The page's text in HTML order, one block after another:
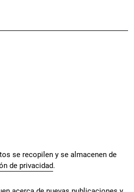
se recopilen y se almacenen de
de privacidad.